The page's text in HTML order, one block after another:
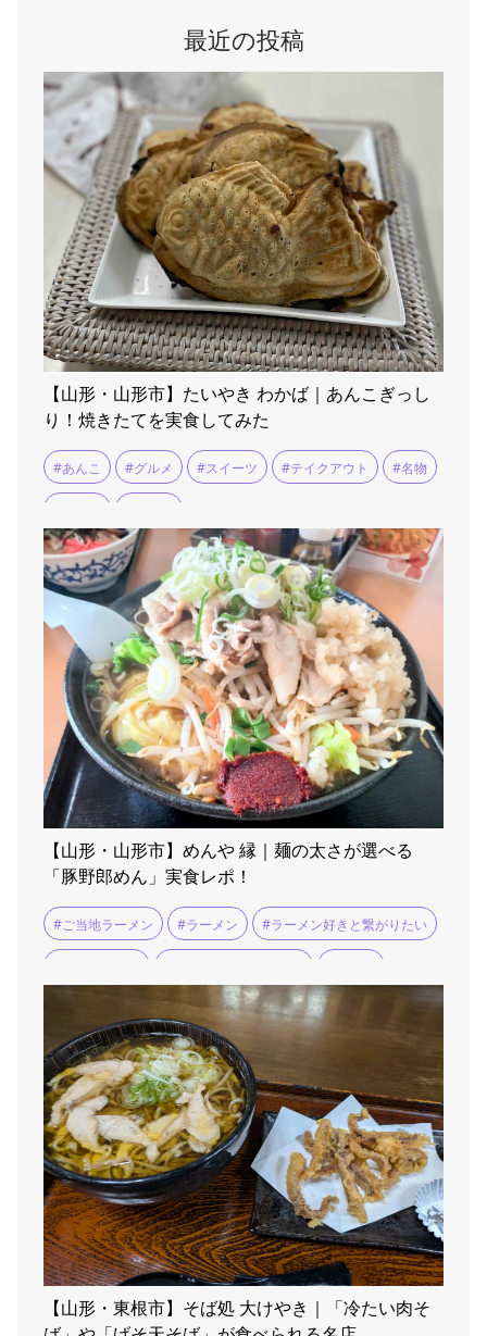
最近の投稿
【山形・山形市】たいやき わかば｜あんこぎっし
り！焼きたてを実食してみた
#あんこ #グルメ #スイーツ #テイクアウト #名物
【山形・山形市】めんや 縁｜麺の太さが選べる
「豚野郎めん」実食レポ！
#ご当地ラーメン #ラーメン #ラーメン好きと繋がりたい
【山形・東根市】そば処 大けやき｜「冷たい肉そ